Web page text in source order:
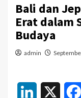
Bali dan
Erat dalam
Budaya
admin
LinkedIn